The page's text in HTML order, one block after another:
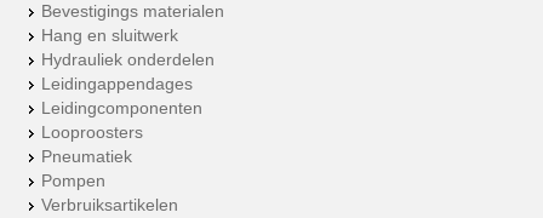
Bevestigings materialen
Hang en sluitwerk
Hydrauliek onderdelen
Leidingappendages
Leidingcomponenten
Looproosters
Pneumatiek
Pompen
Verbruiksartikelen